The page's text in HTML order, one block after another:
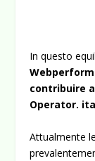
In questo
contribuire
Operator.
Attualmente